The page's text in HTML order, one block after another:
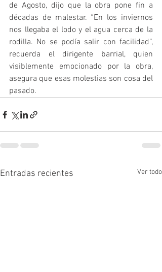
de Agosto, dijo que la obra pone fin a
décadas de malestar. “En los inviernos
nos llegaba el lodo y el agua cerca de la
rodilla. No se podía salir con facilidad”,
recuerda el dirigente barrial, quien
visiblemente emocionado por la obra,
asegura que esas molestias son cosa del
pasado.
Entradas recientes Ver todo